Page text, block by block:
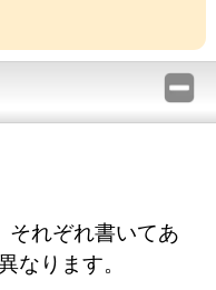
それぞれ書いてあ
なります。